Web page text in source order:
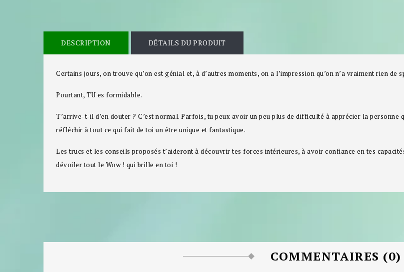
DESCRIPTION DÉTAILS DU PRODUIT
Certains jours, on trouve qu’on est génial et, à d’autres moments, on a l’impression qu’on n’a vraiment rien de
Pourtant, TU es formidable.
T’arrive-t-il d’en douter ? C’est normal. Parfois, tu peux avoir un peu plus de difficulté à apprécier la personne
réfléchir à tout ce qui fait de toi un être unique et fantastique.
Les trucs et les conseils proposés t’aideront à découvrir tes forces intérieures, à avoir confiance en tes
dévoiler tout le Wow ! qui brille en toi !
COMMENTAIRES (0)